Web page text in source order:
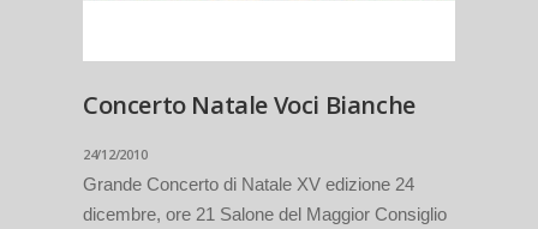
Concerto Natale Voci Bianche
24/12/2010
Grande Concerto di Natale XV edizione 24
dicembre, ore 21 Salone del Maggior Consiglio